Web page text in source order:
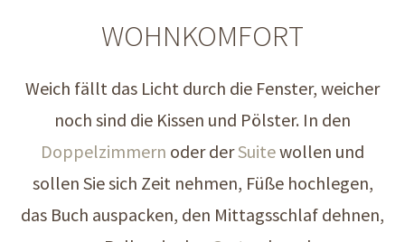
WOHNKOMFORT
Weich fällt das Licht durch die Fenster, weicher
noch sind die Kissen und Pölster. In den
Doppelzimmern oder derSuitewollen und
sollen Sie sich Zeit nehmen, Füße hochlegen,
das Buch auspacken, den Mittagsschlaf dehnen,